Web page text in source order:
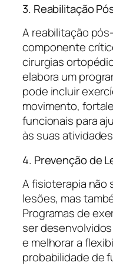
3. Reabilitação
A reabilitação
componente
cirurgias
elabora um
pode incluir
movimento,
funcionais para
às suas
4. Prevenção de
A fisioterapia não
lesões, mas
Programas de
ser
e melhorar a
probabilidade de